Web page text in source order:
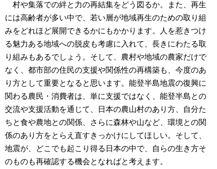
村や集落での絆と力の再結集をどう図るか。また、再生
には高齢者が多い中で、若い層が地域再生のための取り組
みをどれほど展開できるかにもかかります。人を惹きつけ
る魅力ある地域への脱皮も考慮に入れて、長きにわたる取
り組みもあるでしょう。そして、農村や地域の農家だけで
なく、都市部の住民の支援や関係性の再構築も、今度のあ
り方として重要となると思います。能登半島地震の復興に
関わる農民・消費者は、単に支援ではなく、能登半島との
交流や支援活動を通じて、日本の農山村のあり方、自分た
ちと食や農地との関係、さらに森林や山など、環境との関
係のあり方をとらえ直すきっかけにしてほしい。そして、
地震が、どこでも起こり得る日本の中で、自らの生き方そ
のものも再確認する機会となればと考えます。